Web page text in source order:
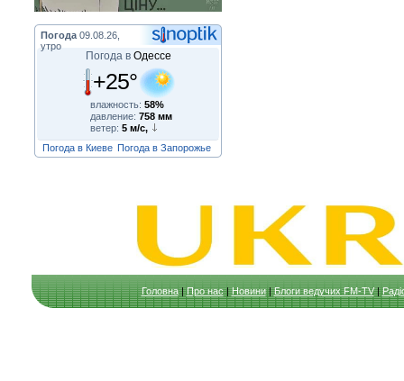
Погода 09.08.26,
утро
Погода в Одессе
+25°
влажность: 58%
давление: 758 мм
ветер: 5 м/с,
Погода в Киеве Погода в Запорожье
Головна|Про нас|Новини|Блоги ведучих FM-TV|